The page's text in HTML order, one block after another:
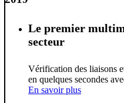
Le premier
secteur
Vérification des liaisons
en quelques secondes
En savoir plus